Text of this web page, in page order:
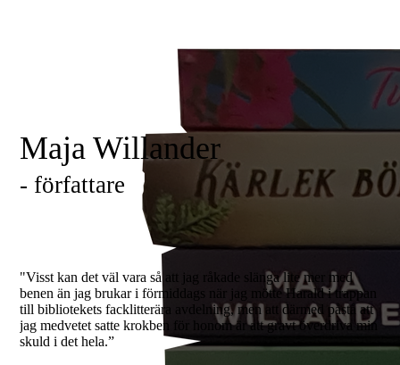
Maja Willander
- författare
"Visst kan det väl vara så att jag råkade slänga lite mer med
benen än jag brukar i förmiddags när jag mötte Harald i trappan
till bibliotekets facklitterära avdelning, men att därmed påstå att
jag medvetet satte krokben för honom är att gravt överdriva min
skuld i det hela.”